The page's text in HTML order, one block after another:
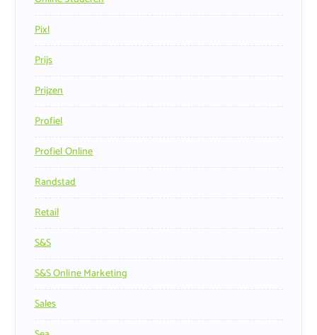
Pixl
Prijs
Prijzen
Profiel
Profiel Online
Randstad
Retail
S&s
S&s Online Marketing
Sales